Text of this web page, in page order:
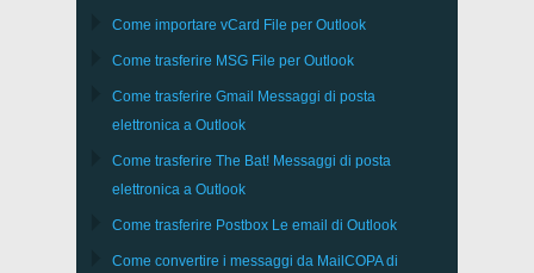
Come importare vCard File per Outlook
Come trasferire MSG File per Outlook
Come trasferire Gmail
Messaggi di posta
elettronica a Outlook
Come trasferire The Bat! Messaggi di posta
elettronica a Outlook
Come trasferire Postbox Le email di Outlook
Come convertire i messaggi da MailCOPAdi